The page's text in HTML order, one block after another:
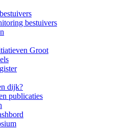
bestuivers
Groot
dijk?
publicaties